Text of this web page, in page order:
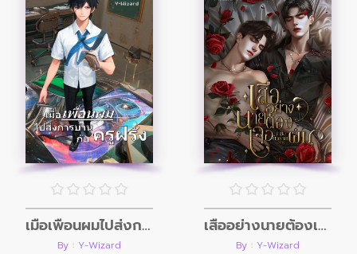
เมื่อเพื่อนผมไปส่งการบ้านกับครูฝรั่ง
By : Y-Wizard
เสืออย่างนายต้องเจอเหยื่อตัวร้ายอย่างผม
By : Y-Wizard